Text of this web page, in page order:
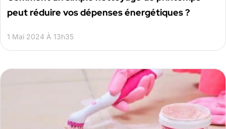
peut réduire vos dépenses énergétiques ?
1 Mai 2024 À 13h35